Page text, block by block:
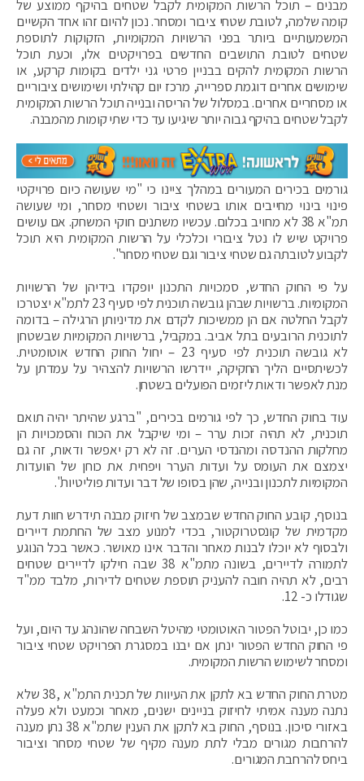
מבנים – תוכל הרשות המקומית לקבל שטחים בהיקף ממוצע של
קומה שלמה, לטובת שטחי ציבור ומסחר. נכון להיום זהו אחד הקשיים
המשמעותיים ביותר בפני הרשויות המקומיות, הזקוקות לתוספת
שטחים לטובת התושבים החדשים בפרויקטים אלו, וכעת תוכל
הרשות המקומית להקים בבניין פרטי גני ילדים בקומות קרקע, או
שימושים אחרים דוגמת ספרייה, מרכז יום קהילתי ושימושים ציבוריים
או מסחריים אחרים. במסלול של הריסה ובנייה תוכל הרשות המקומית
לקבל שטחים בהיקף גבוה יותר שיגיעו עד כדי שתי קומות מהמבנה.
גורמים בכירים המעורים במהלך ציינו כי "מי שעושה כיום פרויקטי
פינוי בינוי מחייבים אותו בשטחי ציבור ושטחי מסחר, ומי שעושה
תמ"א 38 לא מחויב בכלום. עכשיו משתנים חוקי המשחק. אם עושים
פרויקט שיש לו נטל ציבורי וכלכלי על הרשות המקומית היא תוכל
לקבוע לטובתה גם שטחי ציבור וגם שטחי מסחר".
על פי החוק החדש, סמכויות התכנון יופקדו בידיהן של הרשויות
המקומיות. ברשויות שבהן גובשה תוכנית לפי סעיף 23 לתמ"א יצטרכו
לקבל החלטה אם הן ממשיכות לקדם את מדיניותן הרגילה – בדומה
לתוכנית הרובעים בתל אביב. במקביל, ברשויות המקומיות שבשטחן
לא גובשה תוכנית לפי סעיף 23 – יחול החוק החדש אוטומטית.
לכשיתסיים הליך החקיקה, יידרשו הרשויות להצהיר על עמדתן על
מנת לאפשר ודאות ליזמים הפועלים בשטחן.
עוד בחוק החדש, כך לפי גורמים בכירים, "ברגע שהיתר יהיה תואם
תוכנית, לא תהיה זכות ערר – ומי שיקבל את הכוח והסמכויות הן
מחלקות ההנדסה ומהנדסי הערים. זה לא רק יאפשר ודאות, זה גם
יצמצם את העומס על ועדות הערר ויפחית את כוחן של הוועדות
המקומיות לתכנון ובנייה, שהן בסופו של דבר ועדות פוליטיות".
בנוסף, קובע החוק החדש שבמצב של חיזוק מבנה תידרש חוות דעת
מקדמית של קונסטרוקטור, בכדי למנוע מצב של החתמת דיירים
ולבסוף לא יוכלו לבנות מאחר והדבר אינו מאושר. כאשר בכל הנוגע
לתמורה לדיירים, בשונה מתמ"א 38 שבה חילקו לדיירים שטחים
רבים, לא תהיה חובה להעניק תוספת שטחים לדירות, מלבד ממ"ד
שגודלו כ- 12.
כמו כן, יבוטל הפטור האוטומטי מהיטל השבחה שהונהג עד היום, ועל
פי החוק החדש הפטור ינתן אם יבנו במסגרת הפרויקט שטחי ציבור
ומסחר לשימוש הרשות המקומית.
מטרת החוק החדש בא לתקן את העיוות של תכנית התמ"א ,38 שלא
נתנה מענה אמיתי לחיזוק בניינים ישנים, מאחר וכמעט ולא פעלה
באזורי סיכון. בנוסף, החוק בא לתקן את הענין שתמ"א 38 נתן מענה
להרחבות מגורים מבלי לתת מענה מקיף של שטחי מסחר וציבור
ביחס להרחבת המגורים.